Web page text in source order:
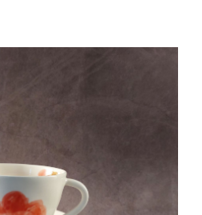
DETALJI